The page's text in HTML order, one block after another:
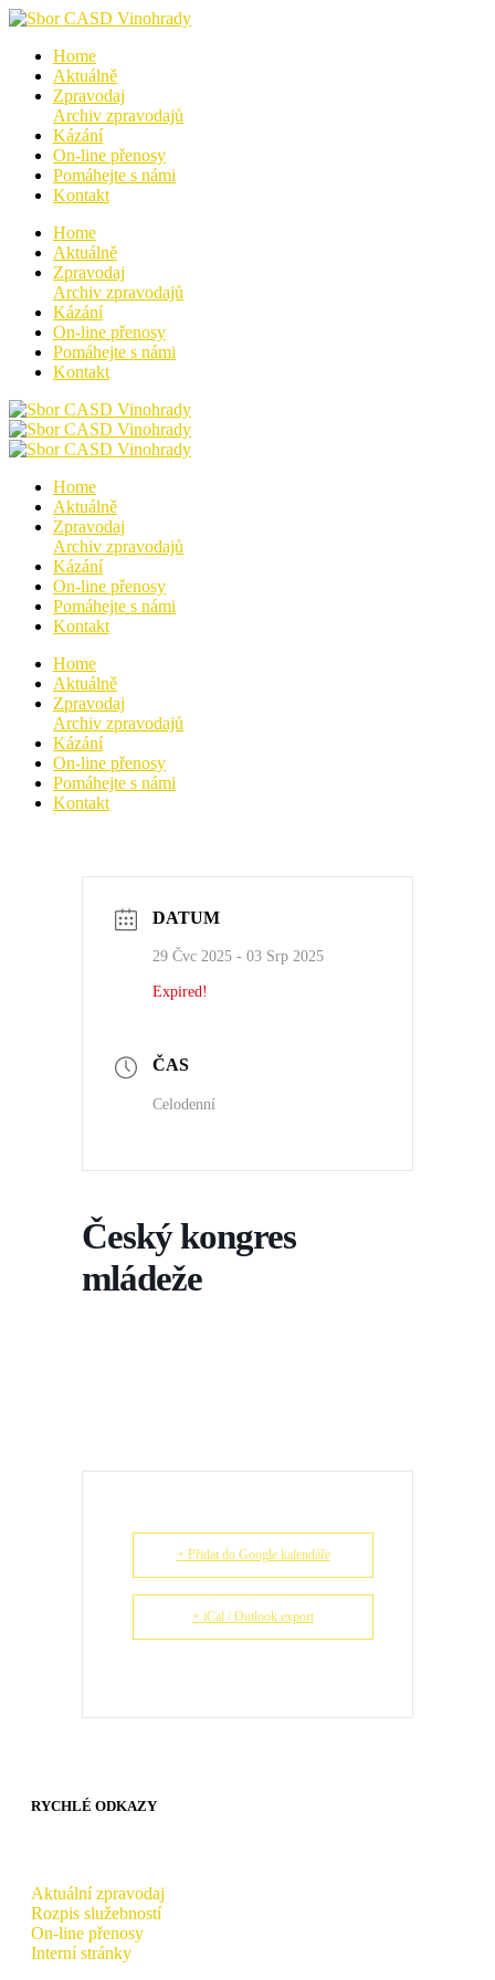
Home
Aktuálně
Zpravodaj
Archiv zpravodajů
Kázání
On-line přenosy
Pomáhejte s námi
Kontakt
Home
Aktuálně
Zpravodaj
Archiv zpravodajů
Kázání
On-line přenosy
Pomáhejte s námi
Kontakt
Home
Aktuálně
Zpravodaj
Archiv zpravodajů
Kázání
On-line přenosy
Pomáhejte s námi
Kontakt
Home
Aktuálně
Zpravodaj
Archiv zpravodajů
Kázání
On-line přenosy
Pomáhejte s námi
Kontakt
DATUM
29 Čvc 2025 - 03 Srp 2025
Expired!
ČAS
Celodenní
Český kongres
mládeže
+ Přidat do Google kalendáře
+ iCal / Outlook export
RYCHLÉ ODKAZY
Aktuální zpravodaj
Rozpis služebností
On-line přenosy
Interní stránky